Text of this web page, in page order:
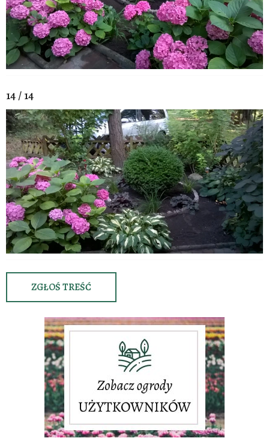
14 / 14
ZGŁOŚ TREŚĆ